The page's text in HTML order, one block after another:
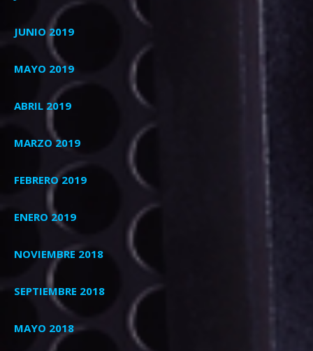
JUNIO 2019
MAYO 2019
ABRIL 2019
MARZO 2019
FEBRERO 2019
ENERO 2019
NOVIEMBRE 2018
SEPTIEMBRE 2018
MAYO 2018